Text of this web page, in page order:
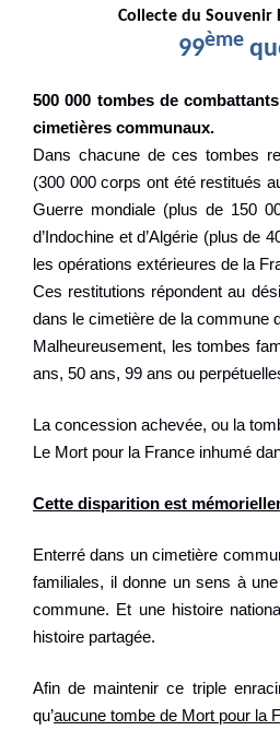
Collecte du Souvenir
99ème
500 000 tombes de
cimetières communaux.
Dans chacune de ces tombes
(300 000 corps ont été restitués
Guerre mondiale (plus de 150
d’Indochine et d’Algérie (plus de
les opérations extérieures de la
Ces restitutions répondent au
dans le cimetière de la commune
Malheureusement, les tombes
ans, 50 ans, 99 ans ou
La concession achevée, ou la
Le Mort pour la France inhumé
Cette disparition est
Enterré dans un cimetière
familiales, il donne un sens à
commune. Et une histoire
histoire partagée.
Afin de maintenir ce triple
qu’aucune tombe de Mort pour la